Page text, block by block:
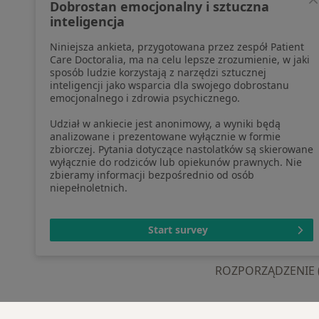
pozyskaliśmy samodzielnie
Polityka cookies
Jak działają wyniki wyszukiwania
Dostępność
O nas
Praca Rekrutujemy!
Partnerzy
Centrum prasowe
Kontakt
Blog
otwiera się w
otwiera
Dobrostan emocjonalny i sztuczna
inteligencja
Niniejsza ankieta, przygotowana przez zespół Patient
Care Doctoralia, ma na celu lepsze zrozumienie, w jaki
sposób ludzie korzystają z narzędzi sztucznej
inteligencji jako wsparcia dla swojego dobrostanu
emocjonalnego i zdrowia psychicznego.
Udział w ankiecie jest anonimowy, a wyniki będą
analizowane i prezentowane wyłącznie w formie
zbiorczej. Pytania dotyczące nastolatków są skierowane
wyłącznie do rodziców lub opiekunów prawnych. Nie
zbieramy informacji bezpośrednio od osób
niepełnoletnich.
Start survey